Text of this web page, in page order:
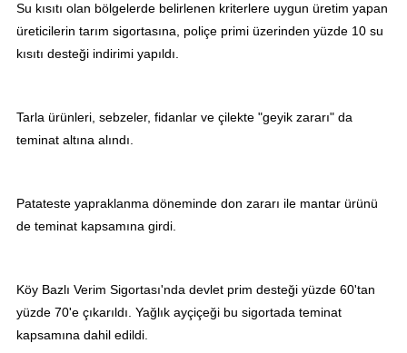
Su kısıtı olan bölgelerde belirlenen kriterlere uygun üretim yapan
üreticilerin tarım sigortasına, poliçe primi üzerinden yüzde 10 su
kısıtı desteği indirimi yapıldı.
Tarla ürünleri, sebzeler, fidanlar ve çilekte "geyik zararı" da
teminat altına alındı.
Patateste yapraklanma döneminde don zararı ile mantar ürünü
de teminat kapsamına girdi.
Köy Bazlı Verim Sigortası'nda devlet prim desteği yüzde 60'tan
yüzde 70'e çıkarıldı. Yağlık ayçiçeği bu sigortada teminat
kapsamına dahil edildi.